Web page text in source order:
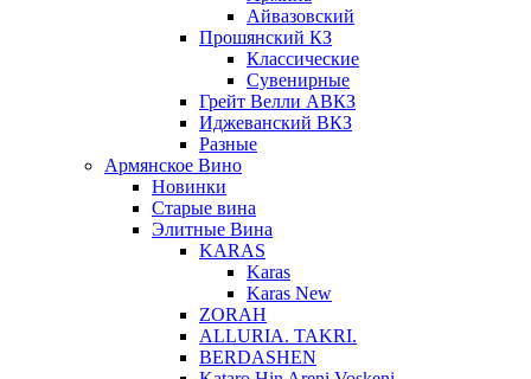
Айвазовский
Прошянский КЗ
Классические
Сувенирные
Грейт Велли АВКЗ
Иджеванский ВКЗ
Разные
Армянское Вино
Новинки
Старые вина
Элитные Вина
KARAS
Karas
Karas New
ZORAH
ALLURIA. TAKRI.
BERDASHEN